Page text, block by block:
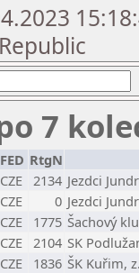
7
FED RtgN
CZE 2134 Jezdci
CZE 0 Jezdci
CZE 1775 Šachový
CZE 2104 SK
CZE 1836 ŠK Kuřim,